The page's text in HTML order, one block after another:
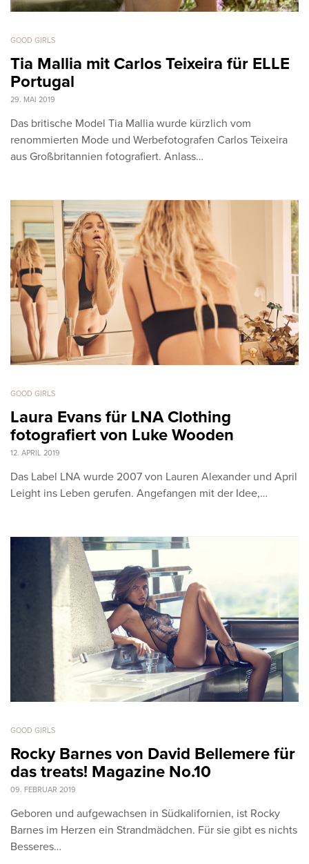
GOOD GIRLS
Tia Mallia mit Carlos Teixeira für ELLE
Portugal
29. MAI 2019
Das britische Model Tia Mallia wurde kürzlich vom
renommierten Mode und Werbefotografen Carlos Teixeira
aus Großbritannien fotografiert. Anlass…
GOOD GIRLS
Laura Evans für LNA Clothing
fotografiert von Luke Wooden
12. APRIL 2019
Das Label LNA wurde 2007 von Lauren Alexander und April
Leight ins Leben gerufen. Angefangen mit der Idee,…
GOOD GIRLS
Rocky Barnes von David Bellemere für
das treats! Magazine No.10
09. FEBRUAR 2019
Geboren und aufgewachsen in Südkalifornien, ist Rocky
Barnes im Herzen ein Strandmädchen. Für sie gibt es nichts
Besseres…